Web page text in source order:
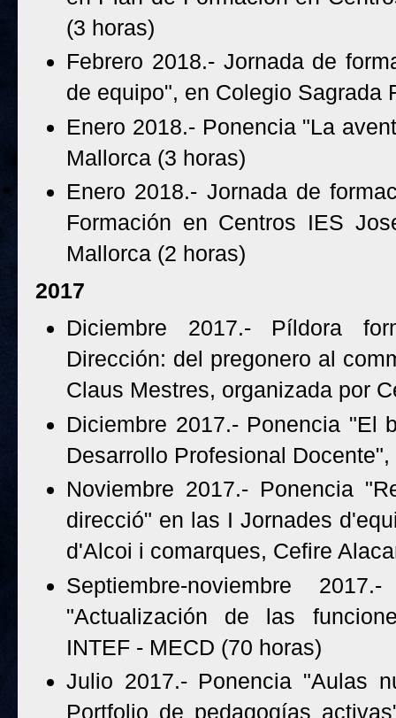
(3 horas)
Febrero 2018.- Jornada de
de equipo", en Colegio Sagrada
Enero 2018.- Ponencia "La
Mallorca (3 horas)
Enero 2018.- Jornada de
Formación en Centros IES
Mallorca (2 horas)
2017
Diciembre 2017.- Píldora
Dirección: del pregonero al
Claus Mestres, organizada por
Diciembre 2017.- Ponencia "El
Desarrollo Profesional
Noviembre 2017.- Ponencia
direcció" en las I Jornades
d'Alcoi i comarques, Cefire
Septiembre-noviembre
"Actualización de las
INTEF - MECD (70 horas)
Julio 2017.- Ponencia "Aulas
Portfolio de pedagogías